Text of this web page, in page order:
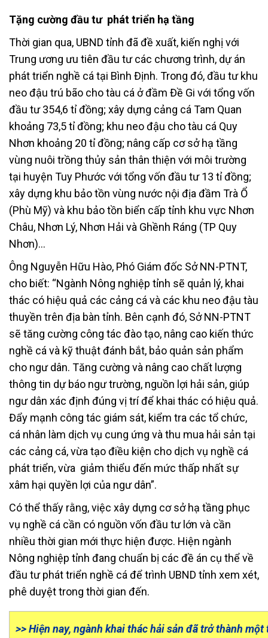
Tặng cường đầu tư phát triển hạ tầng
Thời gian qua, UBND tỉnh đã đề xuất, kiến nghị với
Trung ương ưu tiên đầu tư các chương trình, dự án
phát triển nghề cá tại Bình Định. Trong đó, đầu tư khu
neo đậu trú bão cho tàu cá ở đầm Đề Gi với tổng vốn
đầu tư 354,6 tỉ đồng; xây dựng cảng cá Tam Quan
khoảng 73,5 tỉ đồng; khu neo đậu cho tàu cá Quy
Nhơn khoảng 20 tỉ đồng; nâng cấp cơ sở hạ tầng
vùng nuôi trồng thủy sản thân thiện với môi trường
tại huyện Tuy Phước với tổng vốn đầu tư 13 tỉ đồng;
xây dựng khu bảo tồn vùng nước nội địa đầm Trà Ổ
(Phù Mỹ) và khu bảo tồn biển cấp tỉnh khu vực Nhơn
Châu, Nhơn Lý, Nhơn Hải và Ghềnh Ráng (TP Quy
Nhơn)…
Ông Nguyễn Hữu Hào, Phó Giám đốc Sở NN-PTNT,
cho biết: “Ngành Nông nghiệp tỉnh sẽ quản lý, khai
thác có hiệu quả các cảng cá và các khu neo đậu tàu
thuyền trên địa bàn tỉnh. Bên cạnh đó, Sở NN-PTNT
sẽ tăng cường công tác đào tạo, nâng cao kiến thức
nghề cá và kỹ thuật đánh bắt, bảo quản sản phẩm
cho ngư dân. Tăng cường và nâng cao chất lượng
thông tin dự báo ngư trường, nguồn lợi hải sản, giúp
ngư dân xác định đúng vị trí để khai thác có hiệu quả.
Đẩy mạnh công tác giám sát, kiểm tra các tổ chức,
cá nhân làm dịch vụ cung ứng và thu mua hải sản tại
các cảng cá, vừa tạo điều kiện cho dịch vụ nghề cá
phát triển, vừa giảm thiểu đến mức thấp nhất sự
xâm hại quyền lợi của ngư dân”.
Có thể thấy rằng, việc xây dựng cơ sở hạ tầng phục
vụ nghề cá cần có nguồn vốn đầu tư lớn và cần
nhiều thời gian mới thực hiện được. Hiện ngành
Nông nghiệp tỉnh đang chuẩn bị các đề án cụ thể về
đầu tư phát triển nghề cá để trình UBND tỉnh xem xét,
phê duyệt trong thời gian đến.
>> Hiện nay, ngành khai thác hải sản đã trở thành